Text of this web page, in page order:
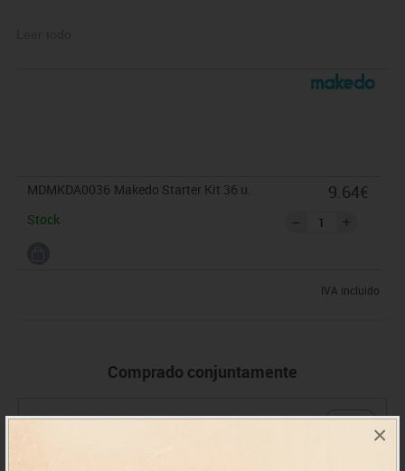
×
MDMKDA0036 Makedo Starter Kit 36 u.
Stock
9.64€
IVA incluido
Comprado conjuntamente
+ 5 años